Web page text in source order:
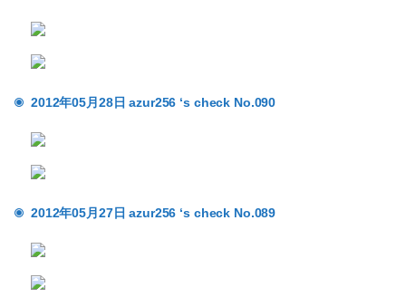
2012年05月28日 azur256 ‘s check No.090
2012年05月27日 azur256 ‘s check No.089